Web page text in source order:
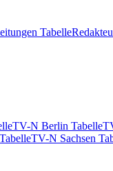
Tabelle
TV-N Berlin Tabelle
TV-N Sachsen